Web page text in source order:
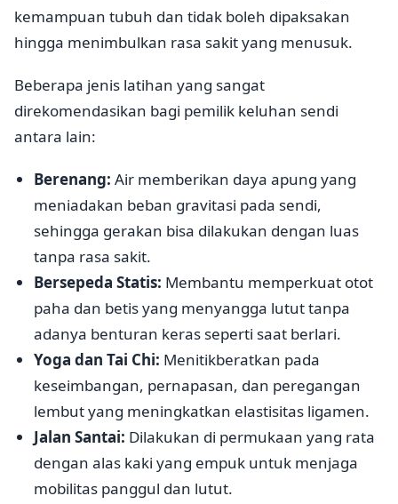
kemampuan tubuh dan tidak boleh dipaksakan
hingga menimbulkan rasa sakit yang menusuk.
Beberapa jenis latihan yang sangat
direkomendasikan bagi pemilik keluhan sendi
antara lain:
Berenang: Air memberikan daya apung yang
meniadakan beban gravitasi pada sendi,
sehingga gerakan bisa dilakukan dengan luas
tanpa rasa sakit.
Bersepeda Statis: Membantu memperkuat otot
paha dan betis yang menyangga lutut tanpa
adanya benturan keras seperti saat berlari.
Yoga dan Tai Chi: Menitikberatkan pada
keseimbangan, pernapasan, dan peregangan
lembut yang meningkatkan elastisitas ligamen.
Jalan Santai: Dilakukan di permukaan yang rata
dengan alas kaki yang empuk untuk menjaga
mobilitas panggul dan lutut.